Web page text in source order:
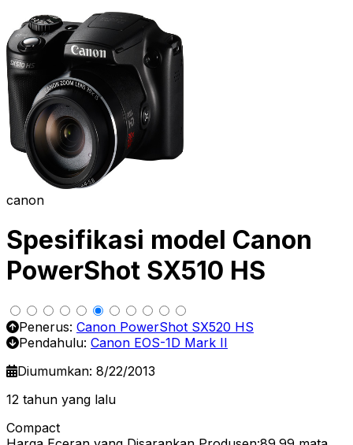
canon
Spesifikasi model Canon
PowerShot SX510 HS
Penerus: Canon PowerShot SX520 HS
Pendahulu: Canon EOS-1D Mark II
Diumumkan: 8/22/2013
12 tahun yang lalu
Compact